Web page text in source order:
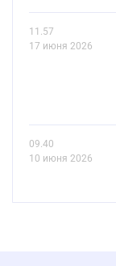
11.57
17 июня 2026
09.40
10 июня 2026